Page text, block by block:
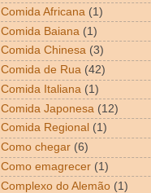
Comida Africana (1)
Comida Baiana (1)
Comida Chinesa (3)
Comida de Rua (42)
Comida Italiana (1)
Comida Japonesa (12)
Comida Regional (1)
Como chegar (6)
Como emagrecer (1)
Complexo do Alemão (1)